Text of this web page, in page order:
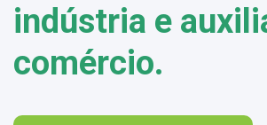
indústria e
comércio.